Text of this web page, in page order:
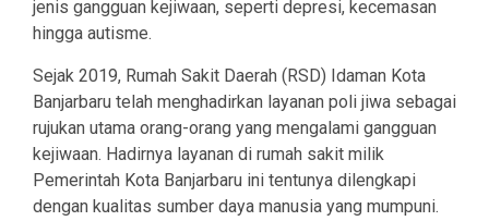
jenis gangguan kejiwaan, seperti depresi, kecemasan
hingga autisme.
Sejak 2019, Rumah Sakit Daerah (RSD) Idaman Kota
Banjarbaru telah menghadirkan layanan poli jiwa sebagai
rujukan utama orang-orang yang mengalami gangguan
kejiwaan. Hadirnya layanan di rumah sakit milik
Pemerintah Kota Banjarbaru ini tentunya dilengkapi
dengan kualitas sumber daya manusia yang mumpuni.